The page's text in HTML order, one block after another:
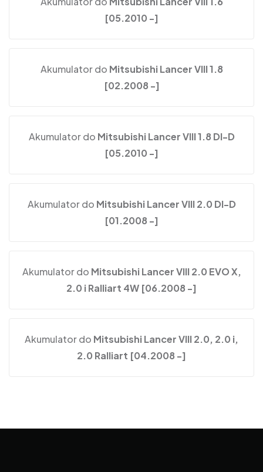
[05.2010 -]
Akumulator do Mitsubishi Lancer VIII 1.8
[02.2008 -]
Akumulator do Mitsubishi Lancer VIII 1.8 DI-D
[05.2010 -]
Akumulator do Mitsubishi Lancer VIII 2.0 DI-D
[01.2008 -]
Akumulator do Mitsubishi Lancer VIII 2.0 EVO X,
2.0 i Ralliart 4W [06.2008 -]
Akumulator do Mitsubishi Lancer VIII 2.0, 2.0 i,
2.0 Ralliart [04.2008 -]